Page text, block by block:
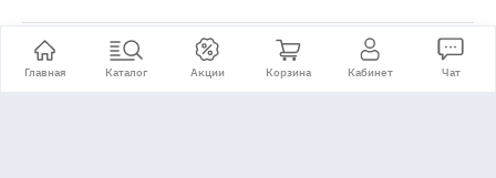
Главная Каталог Акции Корзина Кабинет Чат
Гарантия и сервис